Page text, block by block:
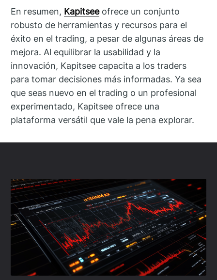
En resumen, Kapitseeofrece un conjunto
robusto de herramientas y recursos para el
éxito en el trading, a pesar de algunas áreas de
mejora. Al equilibrar la usabilidad y la
innovación, Kapitsee capacita a los traders
para tomar decisiones más informadas. Ya sea
que seas nuevo en el trading o un profesional
experimentado, Kapitsee ofrece una
plataforma versátil que vale la pena explorar.